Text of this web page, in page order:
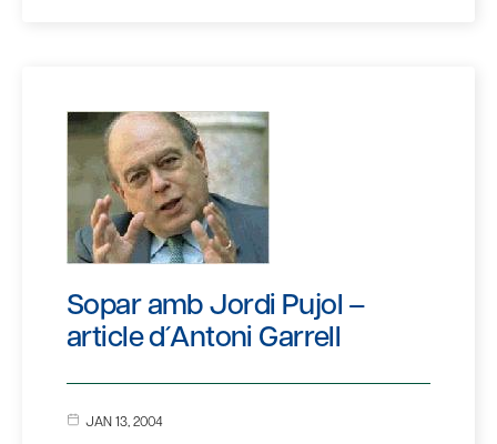
Sopar amb Jordi Pujol –
article d´Antoni Garrell
JAN 13, 2004